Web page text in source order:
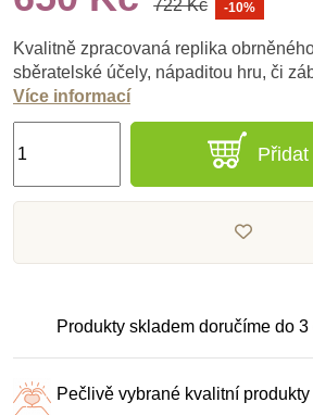
722 Kč -10%
Kvalitně zpracovaná replika
sběratelské účely, nápaditou hru, či
Více informací
Produkty skladem doručíme do 3
Pečlivě vybrané kvalitní produkty